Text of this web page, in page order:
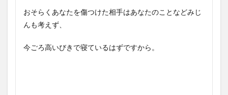
おそらくあなたを傷つけた相手はあなたのことなどみじ
んも考えず、
今ごろ高いびきで寝ているはずですから。